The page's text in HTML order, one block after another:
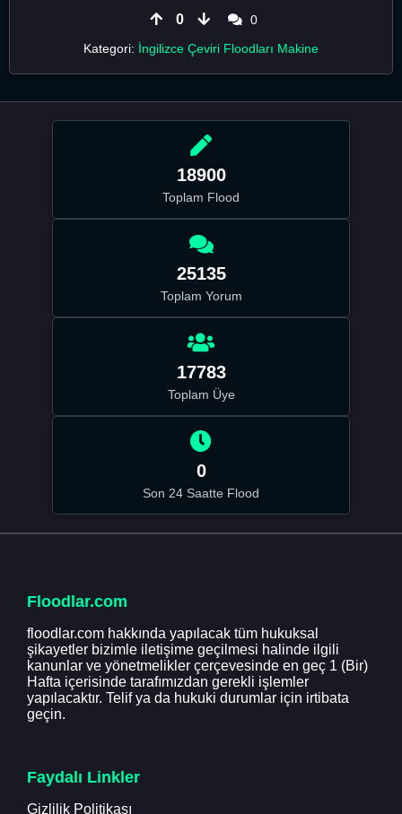
0
0
Kategori: İngilizce Çeviri Floodları Makine
18900
Toplam Flood
25135
Toplam Yorum
17783
Toplam Üye
0
Son 24 Saatte Flood
Floodlar.com
floodlar.com hakkında yapılacak tüm hukuksal
şikayetler bizimle iletişime geçilmesi halinde ilgili
kanunlar ve yönetmelikler çerçevesinde en geç 1 (Bir)
Hafta içerisinde tarafımızdan gerekli işlemler
yapılacaktır. Telif ya da hukuki durumlar için irtibata
geçin.
Faydalı Linkler
Gizlilik Politikası